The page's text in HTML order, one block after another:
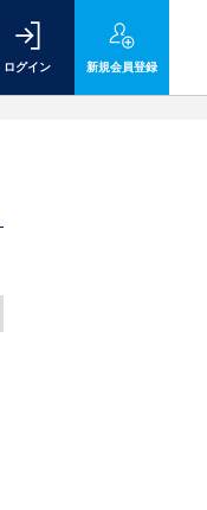
ログイン 新規会員登録